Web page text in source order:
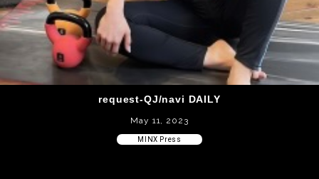
request-QJ/navi DAILY
May 11, 2023
MINX Press